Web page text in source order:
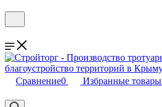
Сравнение0 Избранные товары